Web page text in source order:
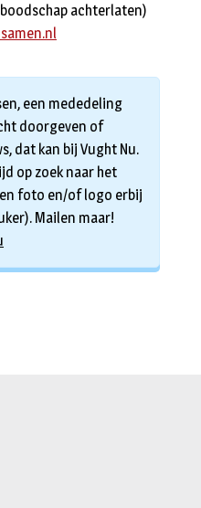
achterlaten)
een mededeling
doorgeven of
dat kan bij Vught Nu.
op zoek naar het
foto en/of logo erbij
Mailen maar!